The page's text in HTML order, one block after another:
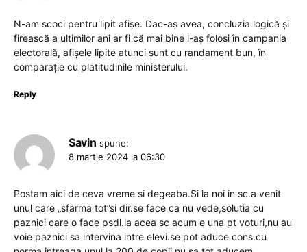
N-am scoci pentru lipit afișe. Dac-aș avea, concluzia logică și
firească a ultimilor ani ar fi că mai bine l-aș folosi în campania
electorală, afișele lipite atunci sunt cu randament bun, în
comparație cu platitudinile ministerului.
Reply
Savin spune:
8 martie 2024 la 06:30
Postam aici de ceva vreme si degeaba.Si la noi in sc.a venit
unul care „sfarma tot”si dir.se face ca nu vede,solutia cu
paznici care o face psdl.la acea sc acum e una pt voturi,nu au
voie paznici sa intervina intre elevi.se pot aduce cons.cu